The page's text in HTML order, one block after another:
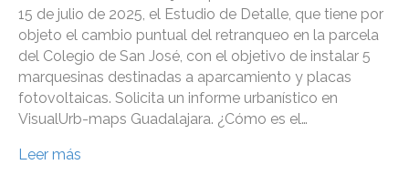
15 de julio de 2025, el Estudio de Detalle, que tiene por
objeto el cambio puntual del retranqueo en la parcela
del Colegio de San José, con el objetivo de instalar 5
marquesinas destinadas a aparcamiento y placas
fotovoltaicas. Solicita un informe urbanístico en
VisualUrb-maps Guadalajara. ¿Cómo es el…
Leer más